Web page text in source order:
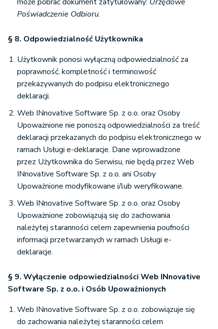
Poświadczenie Odbioru.
§ 8. Odpowiedzialność Użytkownika
Użytkownik ponosi wyłączną odpowiedzialność za
poprawność, kompletność i terminowość
przekazywanych do podpisu elektronicznego
deklaracji.
Web INnovative Software Sp. z o.o. oraz Osoby
Upoważnione nie ponoszą odpowiedzialności za treść
deklaracji przekazanych do podpisu elektronicznego w
ramach Usługi e-deklaracje. Dane wprowadzone
przez Użytkownika do Serwisu, nie będą przez Web
INnovative Software Sp. z o.o. ani Osoby
Upoważnione modyfikowane i/lub weryfikowane.
Web INnovative Software Sp. z o.o. oraz Osoby
Upoważnione zobowiązują się do zachowania
należytej staranności celem zapewnienia poufności
informacji przetwarzanych w ramach Usługi e-
deklaracje.
§ 9. Wyłączenie odpowiedzialności Web INnovative
Software Sp. z o.o. i Osób Upoważnionych
Web INnovative Software Sp. z o.o. zobowiązuje się
do zachowania należytej staranności celem